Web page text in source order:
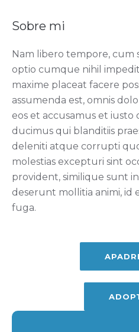
Sobre mi
Nam libero tempore, cum
optio cumque nihil
maxime placeat facere
assumenda est, omnis
eos et accusamus et iusto
ducimus qui blanditiis
deleniti atque corrupti
molestias excepturi sint
provident, similique sunt
deserunt mollitia animi,
fuga.